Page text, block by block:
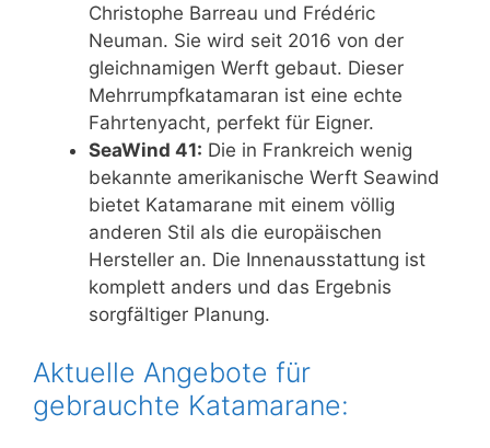
Christophe Barreau und Frédéric
Neuman. Sie wird seit 2016 von der
gleichnamigen Werft gebaut. Dieser
Mehrrumpfkatamaran ist eine echte
Fahrtenyacht, perfekt für Eigner.
SeaWind 41: Die in Frankreich wenig
bekannte amerikanische Werft Seawind
bietet Katamarane mit einem völlig
anderen Stil als die europäischen
Hersteller an. Die Innenausstattung ist
komplett anders und das Ergebnis
sorgfältiger Planung.
Aktuelle Angebote für
gebrauchte Katamarane: